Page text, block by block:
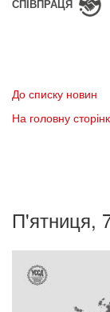
СПІВПРАЦЯ
До списку новин
На головну
П'ятниця,